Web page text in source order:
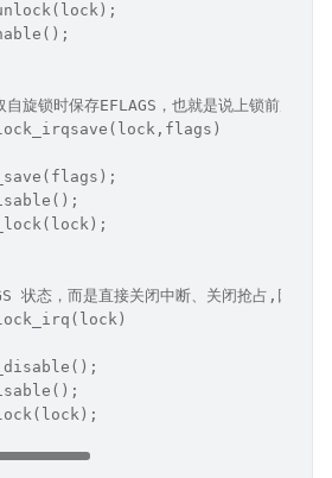
旋锁时保存EFLAGS，也就是说上锁前后需要
状态，而是直接关闭中断、关闭抢占,因此这